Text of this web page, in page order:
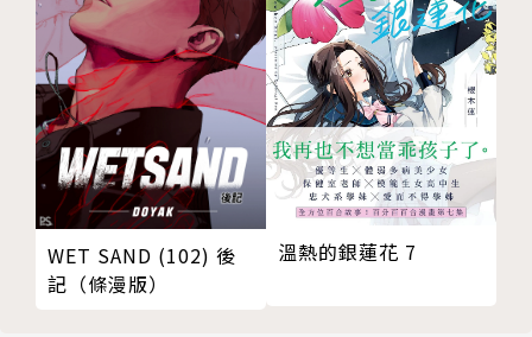
WET SAND (102) 後
記（條漫版）
溫熱的銀蓮花 7